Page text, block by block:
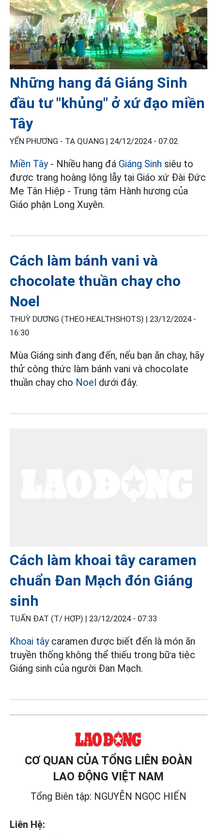
Những hang đá Giáng Sinh
đầu tư "khủng" ở xứ đạo miền
Tây
YẾN PHƯƠNG - TẠ QUANG | 24/12/2024 - 07:02
Miền Tây- Nhiều hang đá Giáng Sinh siêu to
được trang hoàng lộng lẫy tại Giáo xứ Đài Đức
Mẹ Tân Hiệp - Trung tâm Hành hương của
Giáo phận Long Xuyên.
Cách làm bánh vani và
chocolate thuần chay cho
Noel
THUỲ DƯƠNG (THEO HEALTHSHOTS) | 23/12/2024 -
16:30
Mùa Giáng sinh đang đến, nếu bạn ăn chay, hãy
thử công thức làm bánh vani và chocolate
thuần chay cho Noel dưới đây.
Cách làm khoai tây caramen
chuẩn Đan Mạch đón Giáng
sinh
TUẤN ĐẠT (T/ HỢP) | 23/12/2024 - 07:33
Khoai tâycaramen được biết đến là món ăn
truyền thống không thể thiếu trong bữa tiệc
Giáng sinh của người Đan Mạch.
CƠ QUAN CỦA TỔNG LIÊN ĐOÀN
LAO ĐỘNG VIỆT NAM
Tổng Biên tập: NGUYỄN NGỌC HIỂN
Liên Hệ: